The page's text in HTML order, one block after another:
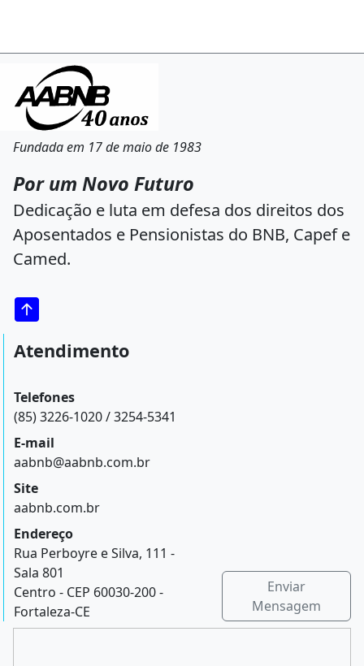
Fundada em 17 de maio de 1983
Por um Novo Futuro
Dedicação e luta em defesa dos direitos dos
Aposentados e Pensionistas do BNB, Capef e
Camed.
Atendimento
Telefones
(85) 3226-1020 / 3254-5341
E-mail
aabnb@aabnb.com.br
Site
aabnb.com.br
Endereço
Rua Perboyre e Silva, 111 -
Sala 801
Centro - CEP 60030-200 -
Fortaleza-CE
Enviar
Mensagem